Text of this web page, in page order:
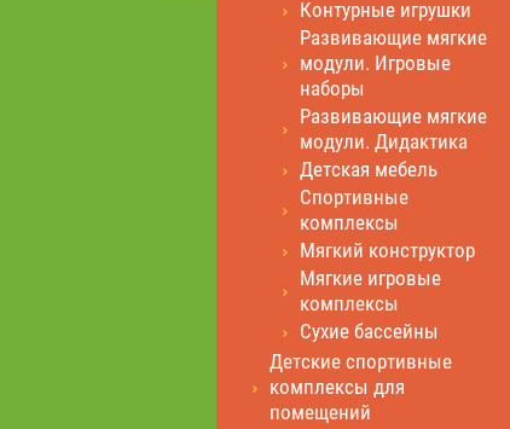
Контурные игрушки
Развивающие мягкие
модули. Игровые
наборы
Развивающие мягкие
модули. Дидактика
Детская мебель
Спортивные
комплексы
Мягкий конструктор
Мягкие игровые
комплексы
Сухие бассейны
Детские спортивные
комплексы для
помещений